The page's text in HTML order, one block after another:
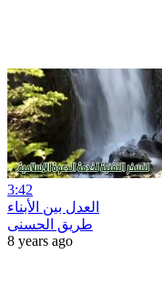
3:42
العدل بين الأبناء
طريق الحسنى
8 years ago